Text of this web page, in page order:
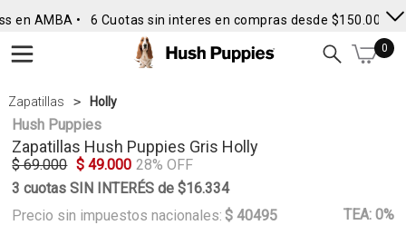
en AMBA • 6 Cuotas sin interes en compras desde $150.000 •
0
Zapatillas Holly
Hush Puppies
Zapatillas Hush Puppies Gris Holly
$ 69.000 $ 49.000 28% OFF
3 cuotas SIN INTERÉS de $16.334
Precio sin impuestos nacionales: $ 40495 TEA: 0%